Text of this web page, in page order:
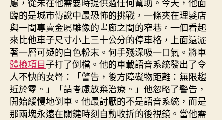
臨的是城市傳說中最恐怖的挑戰，一條夾在理髮店
與一間專賣金屬雕像的畫廊之間的窄巷。一個看起
來比他車子尺寸小上三十公分的停車格，上面還灑
著一層可疑的白色粉末。何手殘深吸一口氣。將車
體檢項目子打了倒檔。他的車載語音系統發出了令
人不快的女聲：「警告，後方障礙物距離：無限趨
近於零。」「請考慮放棄治療。」他忽略了警告，
開始緩慢地倒車。他最討厭的不是語音系統，而是
那兩塊永遠在關鍵時刻自動收折的後視鏡。當他需